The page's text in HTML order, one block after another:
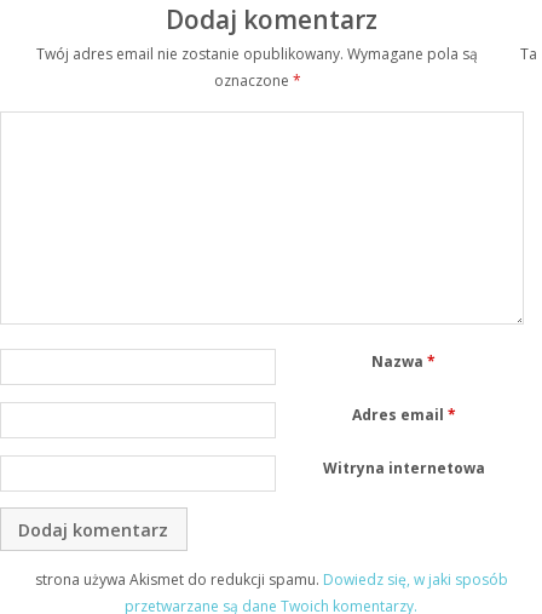
Dodaj komentarz
Twój adres email nie zostanie opublikowany. Wymagane pola są
oznaczone *
Nazwa*
Adres email *
Witryna internetowa
Ta
strona używa Akismet do redukcji spamu. Dowiedz się, w jaki sposób
przetwarzane są dane Twoich komentarzy.